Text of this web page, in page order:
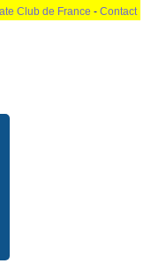
Club de France - Contact